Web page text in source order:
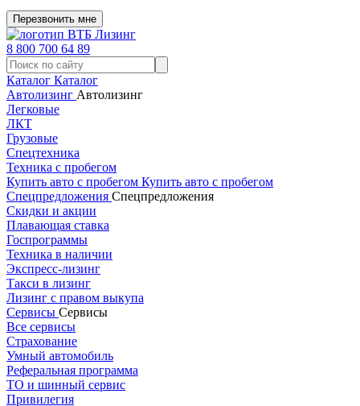
Перезвонить мне
8 800 700 64 89
Каталог Каталог
Автолизинг Автолизинг
Легковые
ЛКТ
Грузовые
Спецтехника
Техника с пробегом
Купить авто с пробегом Купить авто с пробегом
Спецпредложения Спецпредложения
Скидки и акции
Плавающая ставка
Госпрограммы
Техника в наличии
Экспресс-лизинг
Такси в лизинг
Лизинг с правом выкупа
Сервисы Сервисы
Все сервисы
Страхование
Умный автомобиль
Реферальная программа
ТО и шинный сервис
Привилегия